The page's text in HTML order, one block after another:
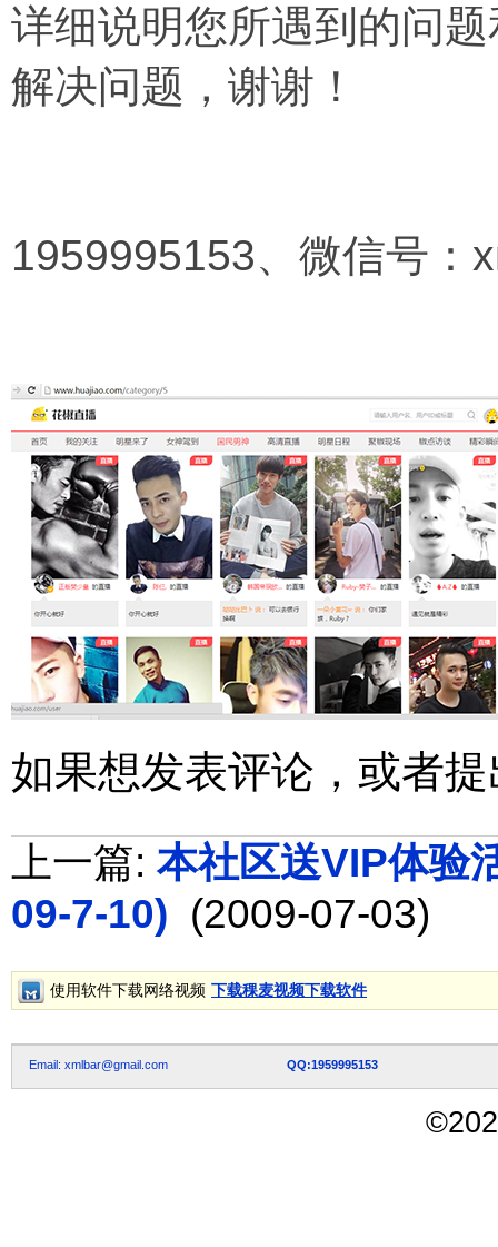
详细说明您所遇到的问
解决问题， 谢谢！
1959995153、微信号：
如果想发表评论，或者
上一篇: 本社区送VIP体验
09-7-10) (2009-07-03)
使用软件下载网络视频 下载稞麦视频下载软件
Email: xmlbar@gmail.com QQ:1959995153
©